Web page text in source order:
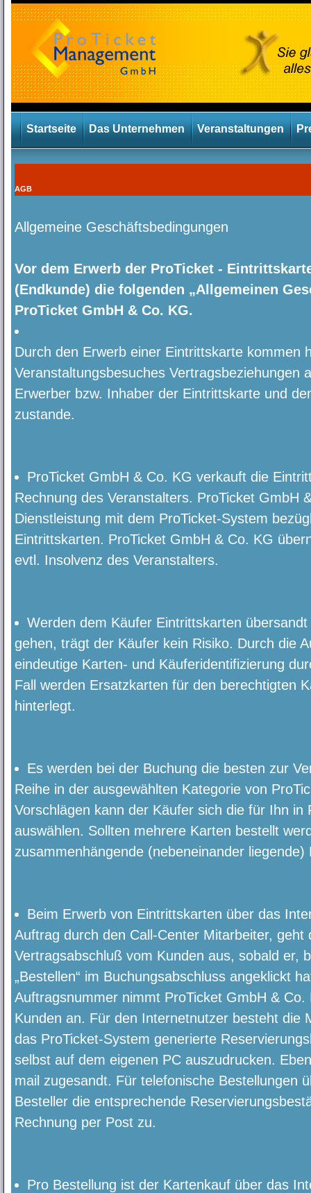
Startseite Das Unternehmen Veranstaltungen
AGB
Allgemeine Geschäftsbedingungen
Vor dem Erwerb der ProTicket -
(Endkunde) die folgenden „Allgemeinen
ProTicket GmbH & Co. KG.
Durch den Erwerb einer Eintrittskarte kommen
Veranstaltungsbesuches Vertragsbeziehungen
Erwerber bzw. Inhaber der Eintrittskarte und
zustande.
ProTicket GmbH & Co. KG verkauft die
Rechnung des Veranstalters. ProTicket GmbH
Dienstleistung mit dem ProTicket-System
Eintrittskarten. ProTicket GmbH & Co. KG
evtl. Insolvenz des Veranstalters.
Werden dem Käufer Eintrittskarten
gehen, trägt der Käufer kein Risiko. Durch die
eindeutige Karten- und Käuferidentifizierung
Fall werden Ersatzkarten für den berechtigten
hinterlegt.
Es werden bei der Buchung die besten zur
Reihe in der ausgewählten Kategorie von
Vorschlägen kann der Käufer sich die für Ihn in
auswählen. Sollten mehrere Karten bestellt
zusammenhängende (nebeneinander liegende)
Beim Erwerb von Eintrittskarten über das
Auftrag durch den Call-Center Mitarbeiter, geht
Vertragsabschluß vom Kunden aus, sobald er,
„Bestellen“ im Buchungsabschluss angeklickt
Auftragsnummer nimmt ProTicket GmbH &
Kunden an. Für den Internetnutzer besteht die
das ProTicket-System generierte
selbst auf dem eigenen PC auszudrucken.
mail zugesandt. Für telefonische Bestellungen
Besteller die entsprechende
Rechnung per Post zu.
Pro Bestellung ist der Kartenkauf über das